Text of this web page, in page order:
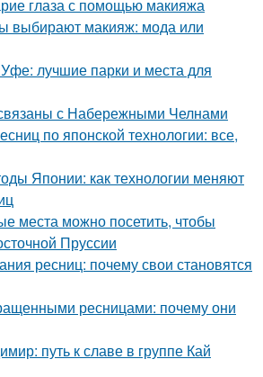
глаза с помощью макияжа
выбирают макияж: мода или
Уфе: лучшие парки и места для
с Набережными Челнами
по японской технологии: все,
Японии: как технологии меняют
места можно посетить, чтобы
Пруссии
ресниц: почему свои становятся
ресницами: почему они
путь к славе в группе Кай